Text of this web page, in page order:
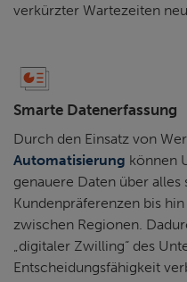
verkürzter Wartezeiten
Smarte Datenerfassung
Durch den Einsatz von
Automatisierung können
genauere Daten über
Kundenpräferenzen bis
zwischen Regionen.
„digitaler Zwilling“ des
Entscheidungsfähigkeit